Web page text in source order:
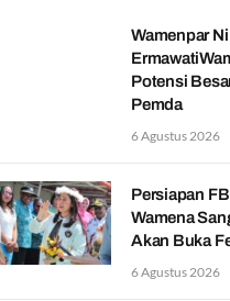
Wamenpar
Potensi
Pemda
6 Agustus 2026
Persiapan
Wamena
Akan Buka
6 Agustus 2026